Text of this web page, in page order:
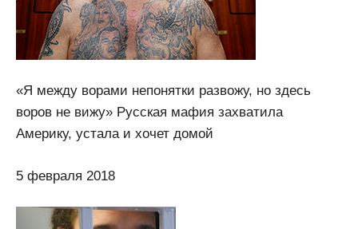
«Я между ворами непонятки развожу, но здесь
воров не вижу» Русская мафия захватила
Америку, устала и хочет домой
5 февраля 2018